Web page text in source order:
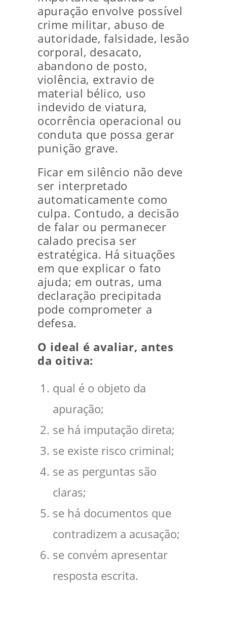
apuração envolve possível
crime militar, abuso de
autoridade, falsidade, lesão
corporal, desacato,
abandono de posto,
violência, extravio de
material bélico, uso
indevido de viatura,
ocorrência operacional ou
conduta que possa gerar
punição grave.
Ficar em silêncio não deve
ser interpretado
automaticamente como
culpa. Contudo, a decisão
de falar ou permanecer
calado precisa ser
estratégica. Há situações
em que explicar o fato
ajuda; em outras, uma
declaração precipitada
pode comprometer a
defesa.
O ideal é avaliar, antes
da oitiva:
qual é o objeto da
apuração;
se há imputação direta;
se existe risco criminal;
se as perguntas são
claras;
se há documentos que
contradizem a acusação;
se convém apresentar
resposta escrita.